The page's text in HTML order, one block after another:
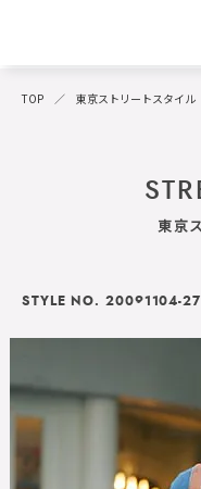
TOP 東京ストリートスタイル
東京
STYLE NO. 20091104-27